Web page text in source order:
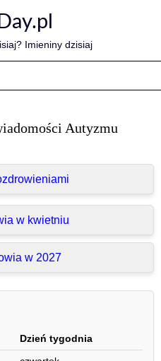
Imieniny dzisiaj
Autyzmu
w kwietniu
w 2027
Dzień tygodnia